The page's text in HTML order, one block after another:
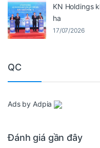
KN Holdings
ha
17/07/2026
QC
Ads by Adpia
Đánh giá gần đây